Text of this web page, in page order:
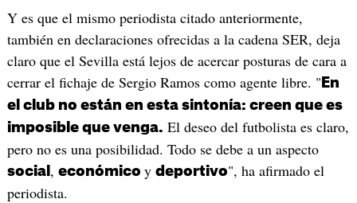
Y es que el mismo periodista citado anteriormente,
también en declaraciones ofrecidas a la cadena SER, deja
claro que el Sevilla está lejos de acercar posturas de cara a
cerrar el fichaje de Sergio Ramos como agente libre. " En
el club no están en esta sintonía: creen que es
imposible que venga. El deseo del futbolista es claro,
pero no es una posibilidad. Todo se debe a un aspecto
social , económico y deportivo", ha afirmado el
periodista.